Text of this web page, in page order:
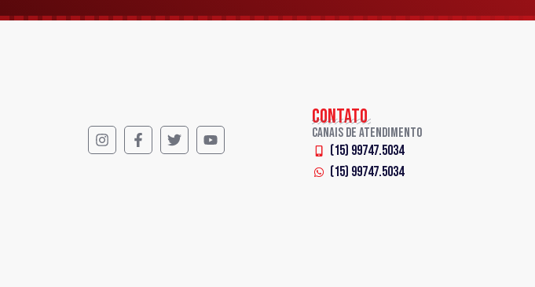
CONTATO
Canais de Atendimento
(15) 99747.5034
(15) 99747.5034